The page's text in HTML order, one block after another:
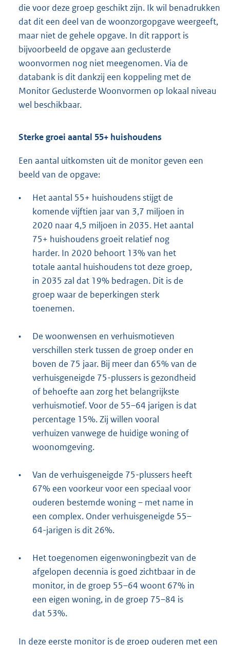
die voor deze groep geschikt zijn. Ik wil benadrukken
dat dit een deel van de woonzorgopgave weergeeft,
maar niet de gehele opgave. In dit rapport is
bijvoorbeeld de opgave aan geclusterde
woonvormen nog niet meegenomen. Via de
databank is dit dankzij een koppeling met de
Monitor Geclusterde Woonvormen op lokaal niveau
wel beschikbaar.
Sterke groei aantal 55+ huishoudens
Een aantal uitkomsten uit de monitor geven een
beeld van de opgave:
•
Het aantal 55+ huishoudens stijgt de
komende vijftien jaar van 3,7 miljoen in
2020 naar 4,5 miljoen in 2035. Het aantal
75+ huishoudens groeit relatief nog
harder. In 2020 behoort 13% van het
totale aantal huishoudens tot deze groep,
in 2035 zal dat 19% bedragen. Dit is de
groep waar de beperkingen sterk
toenemen.
•
De woonwensen en verhuismotieven
verschillen sterk tussen de groep onder en
boven de 75 jaar. Bij meer dan 65% van de
verhuisgeneigde 75-plussers is gezondheid
of behoefte aan zorg het belangrijkste
verhuismotief. Voor de 55–64 jarigen is dat
percentage 15%. Zij willen vooral
verhuizen vanwege de huidige woning of
woonomgeving.
•
Van de verhuisgeneigde 75-plussers heeft
67% een voorkeur voor een speciaal voor
ouderen bestemde woning – met name in
een complex. Onder verhuisgeneigde 55–
64-jarigen is dit 26%.
•
Het toegenomen eigenwoningbezit van de
afgelopen decennia is goed zichtbaar in de
monitor, in de groep 55–64 woont 67% in
een eigen woning, in de groep 75–84 is
dat 53%.
In deze eerste monitor is de groep ouderen met een